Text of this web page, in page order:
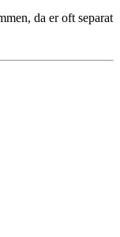
da er oft separat